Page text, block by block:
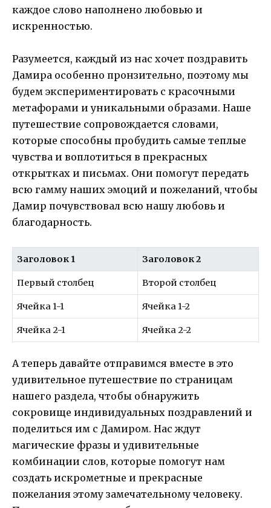
каждое слово наполнено любовью и
искренностью.
Разумеется, каждый из нас хочет поздравить
Дамира особенно пронзительно, поэтому мы
будем экспериментировать с красочными
метафорами и уникальными образами. Наше
путешествие сопровождается словами,
которые способны пробудить самые теплые
чувства и воплотиться в прекрасных
открытках и письмах. Они помогут передать
всю гамму наших эмоций и пожеланий, чтобы
Дамир почувствовал всю нашу любовь и
благодарность.
Заголовок 1 Заголовок 2
Первый столбец Второй столбец
Ячейка 1-1 Ячейка 1-2
Ячейка 2-1 Ячейка 2-2
А теперь давайте отправимся вместе в это
удивительное путешествие по страницам
нашего раздела, чтобы обнаружить
сокровище индивидуальных поздравлений и
поделиться им с Дамиром. Нас ждут
магические фразы и удивительные
комбинации слов, которые помогут нам
создать искрометные и прекрасные
пожелания этому замечательному человеку.